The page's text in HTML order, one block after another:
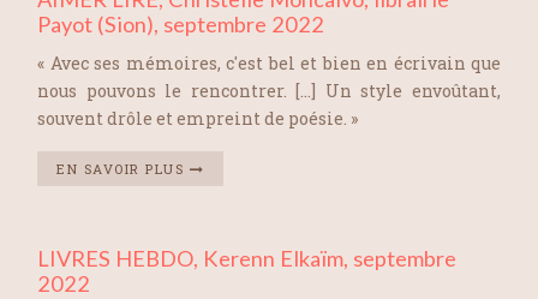
Payot (Sion), septembre 2022
« Avec ses mémoires, c'est bel et bien en écrivain que
nous pouvons le rencontrer. [...] Un style envoûtant,
souvent drôle et empreint de poésie. »
EN SAVOIR PLUS
LIVRES HEBDO, Kerenn Elkaïm, septembre
2022